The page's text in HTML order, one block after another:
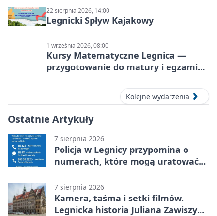
22 sierpnia 2026, 14:00
Legnicki Spływ Kajakowy
1 września 2026, 08:00
Kursy Matematyczne Legnica —
przygotowanie do matury i egzaminu
Kolejne wydarzenia
Ostatnie Artykuły
7 sierpnia 2026
Policja w Legnicy przypomina o
numerach, które mogą uratować
7 sierpnia 2026
Kamera, taśma i setki filmów.
Legnicka historia Juliana Zawiszy